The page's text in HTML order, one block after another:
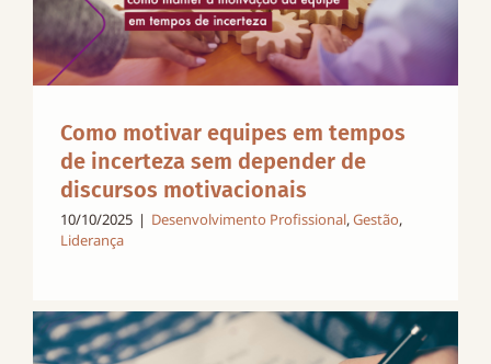
Como motivar equipes em tempos
de incerteza sem depender de
discursos motivacionais
10/10/2025 | Desenvolvimento Profissional,Gestão,
Liderança